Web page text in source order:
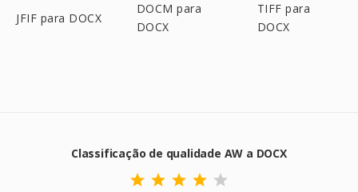
JFIF para DOCX
DOCM para
DOCX
TIFF para
DOCX
Classificação de qualidade AW a DOCX